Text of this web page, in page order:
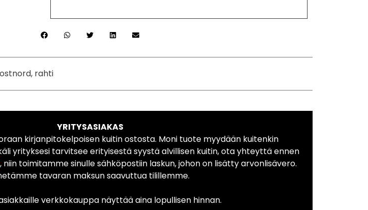
rahti
YRITYSASIAKAS
kirjanpitokelpoisen kuitin ostosta. Moni tuote myydään kuitenkin
yrityksesi tarvitsee erityisestä syystä alvillisen kuitin, ota yhteyttä ennen
, niin toimitamme sinulle sähköpostiin laskun, johon on lisätty arvonlisävero.
tavaran maksun saavuttua tilillemme.
verkkokauppa näyttää aina lopullisen hinnan.